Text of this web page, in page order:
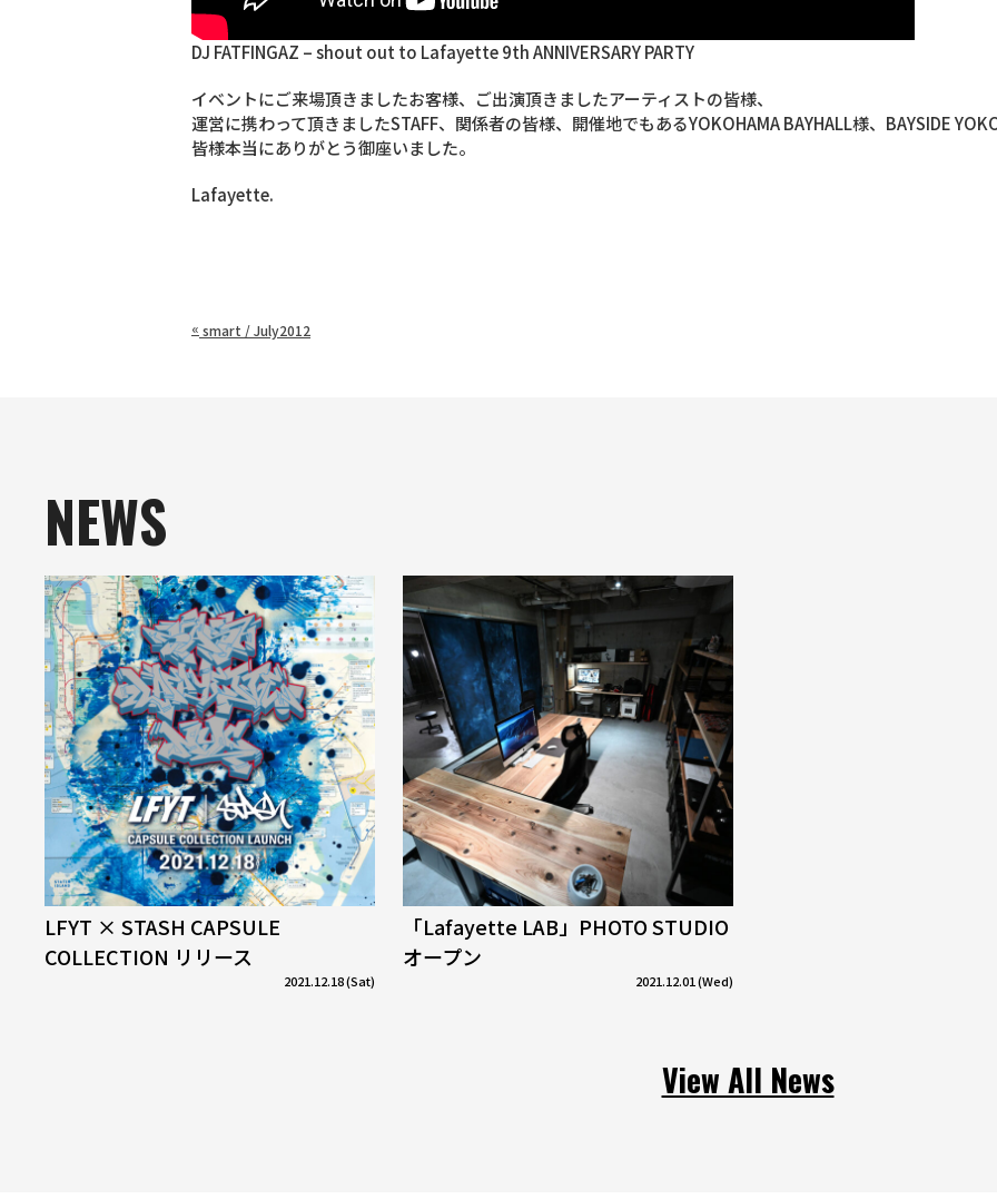
DJ FATFINGAZ – shout out to Lafayette 9th ANNIVERSARY PARTY
イベントにご来場頂きましたお客様、ご出演頂きましたアーティストの皆様、
運営に携わって頂きましたSTAFF、関係者の皆様、開催地でもあるYOKOHAMA BAYHALL様、BAYSIDE
皆様本当にありがとう御座いました。
Lafayette.
« smart / July2012
NEWS
LFYT × STASH CAPSULE
COLLECTION リリース
2021.12.18 (Sat)
「Lafayette LAB」PHOTO STUDIO
オープン
2021.12.01 (Wed)
View All News